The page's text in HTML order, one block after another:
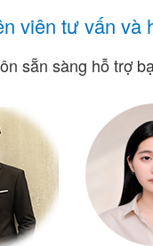
viên tư vấn và
sẵn sàng hỗ trợ